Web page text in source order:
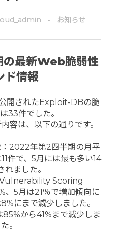
お知らせ
最新Web脆弱性
ド情報
開されたExploit-DBの脆
33件でした。
容は、以下の通りです。
2022年第2四半期の月平
件で、5月には最も多い14
れました。
Scoring
、5月は21％で増加傾向に
にまで減少しました。
から41%まで減少しま
。